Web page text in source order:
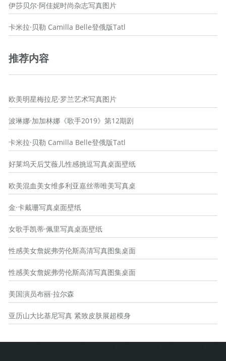
伊莎贝尔·阿佳妮时尚杂志写真图片
卡米拉·贝勒 Camilla Belle登俄版Tatl
推荐内容
欧美明星梅拉尼·罗兰艺术写真图片
波琳娜·加加林娜《歌手2019》第12期剧
卡米拉·贝勒 Camilla Belle登俄版Tatl
好莱坞天后艾薇儿性感挑逗写真桌面壁纸
欧美混血美女维多利亚嘉丝蒂唯美写真桌
金·卡戴珊写真桌面壁纸
女歌手凯蒂·佩里写真桌面壁纸
性感美女詹妮弗劳伦斯高清写真图集桌面
性感美女詹妮弗劳伦斯高清写真图集桌面
美国演员布丽·拉尔森
亚历山大比基尼写真 紧致皮肤展超模身